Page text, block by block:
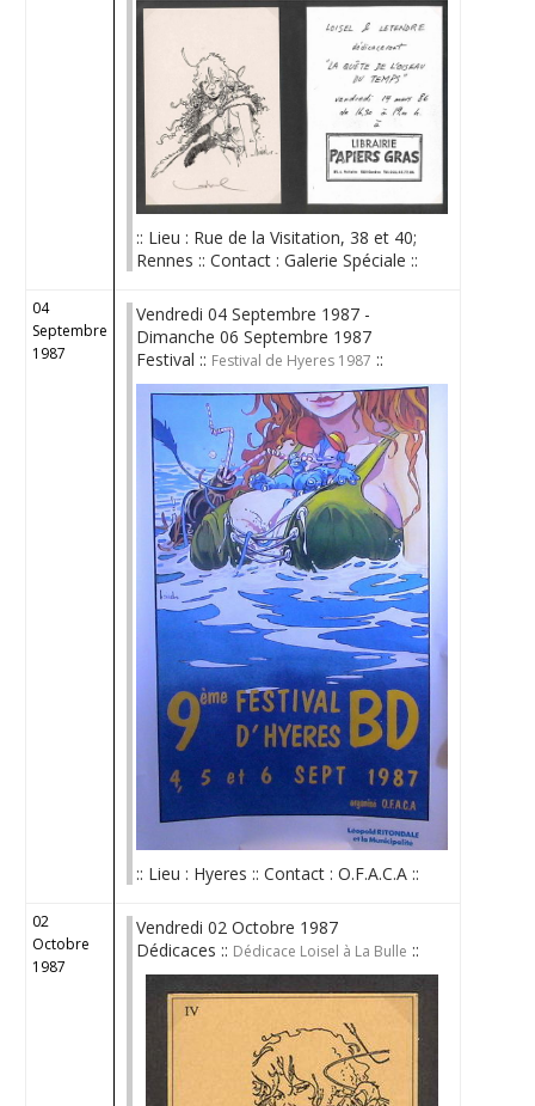
:: Lieu : Rue de la Visitation, 38 et 40;
Rennes :: Contact : Galerie Spéciale ::
04
Septembre
1987
Vendredi 04 Septembre 1987 -
Dimanche 06 Septembre 1987
Festival :: Festival de Hyeres 1987 ::
:: Lieu : Hyeres :: Contact : O.F.A.C.A ::
02
Octobre
1987
Vendredi 02 Octobre 1987
Dédicaces :: Dédicace Loisel à La Bulle ::